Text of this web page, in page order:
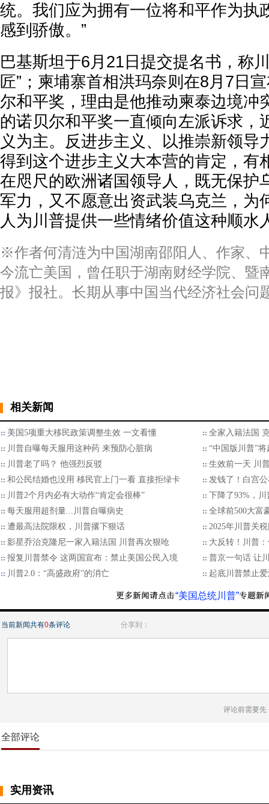
统。我们应为拥有一位将和平作为执
感到骄傲。”
巴基斯坦于6月21日提交提名书，称
匠”；柬埔寨首相洪玛奈则在8月7日
尔和平奖，理由是他推动柬泰边境冲
的诺贝尔和平奖一直倾向左派诉求，
义为主。反进步主义、以推崇新领导
得到这个进步主义大本营的肯定，有
在咫尺的欧洲诸国领导人，既无保护
军力，又不愿意出资武装乌克兰，为
人为川普提供一些情绪价值这种顺水
※作者何清涟为中国湖南邵阳人、作家、
今流亡美国，曾任职于湖南财经学院、暨
报》报社。长期从事中国当代经济社会问
相关新闻
美国5项重大移民政策调整生效 一文看懂
全家入籍法国
川普自曝每天服用这种药 来预防心脏病
“中国版川普”
川普老了吗？ 他强烈反驳
生效前一天 川
和公民结婚也没用 移民官上门一看 直接拒绿卡
发钱了！白宫
川普2个月内必有大动作“肯定会很棒”
下降了93%，
每天服用超剂量...川普自曝病史
全球前500大富
遭最高法院限权，川普撂下狠话
2025年川普关
影星乔治克隆尼一家入籍法国 川普再次狠呛
大反转！川普
报复川普禁令 这两国宣布：禁止美国公民入境
普京一句话 让
川普2.0：“高盛政府”的消亡
起底川普禁止
“美国总统川普”
当前新闻共有0条评论 分享到：
评论前需要先
全部评论
实用资讯